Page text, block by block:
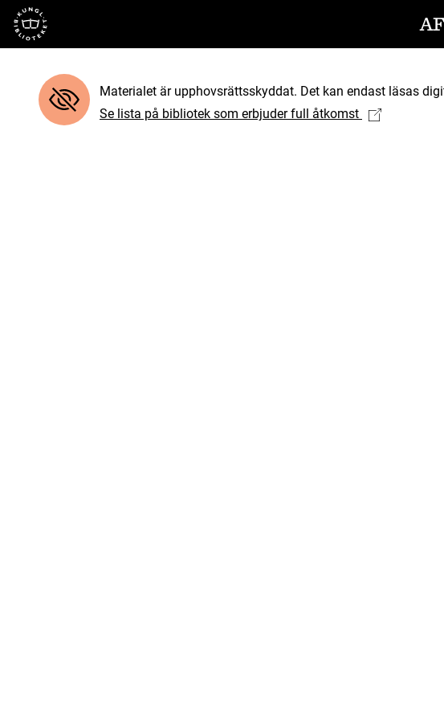
Till startsidan
Materialet är upphovsrättsskyddat. Det kan endast läsas
Se lista på bibliotek som erbjuder full åtkomst